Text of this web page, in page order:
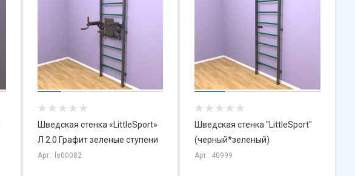
Шведская стенка «LittleSport»
Л 2.0 Графит зеленые ступени
Арт.: ls00082
Шведская стенка "LittleSport"
(черный*зеленый)
Арт.: 40999